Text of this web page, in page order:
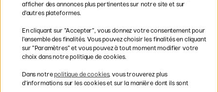
volumineux.
Les modes de paiement
afficher des annonces plus pertinentes sur notre site et sur
d’autres plateformes.
En cliquant sur ”Accepter”, vous donnez votre consentement pour
l’ensemble des finalités. Vous pouvez choisir les finalités en cliquant
sur ”Paramètres” et vous pouvez à tout moment modifier votre
choix dans notre politique de cookies.
Dans notre politique de cookies, vous trouverez plus
d’informations sur les cookies et sur la manière dont ils sont